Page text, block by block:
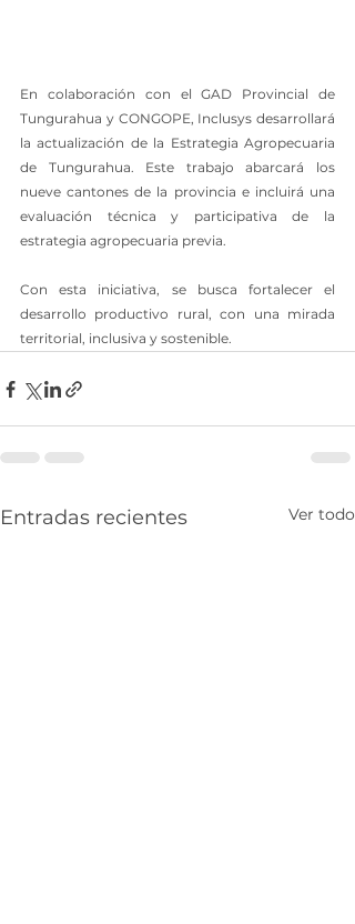
En colaboración con el GAD Provincial de
Tungurahua y CONGOPE, Inclusys desarrollará
la actualización de la Estrategia Agropecuaria
de Tungurahua. Este trabajo abarcará los
nueve cantones de la provincia e incluirá una
evaluación técnica y participativa de la
estrategia agropecuaria previa.
Con esta iniciativa, se busca fortalecer el
desarrollo productivo rural, con una mirada
territorial, inclusiva y sostenible.
Entradas recientes Ver todo